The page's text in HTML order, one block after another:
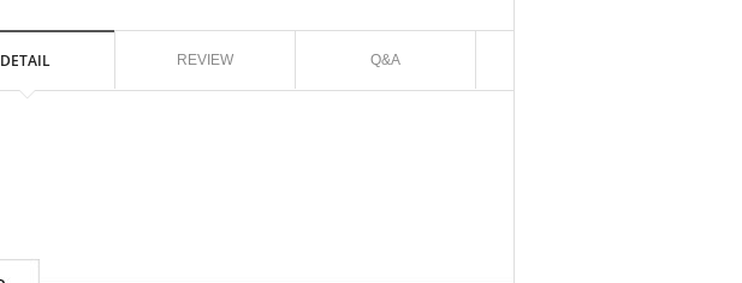
DETAIL REVIEW Q&A